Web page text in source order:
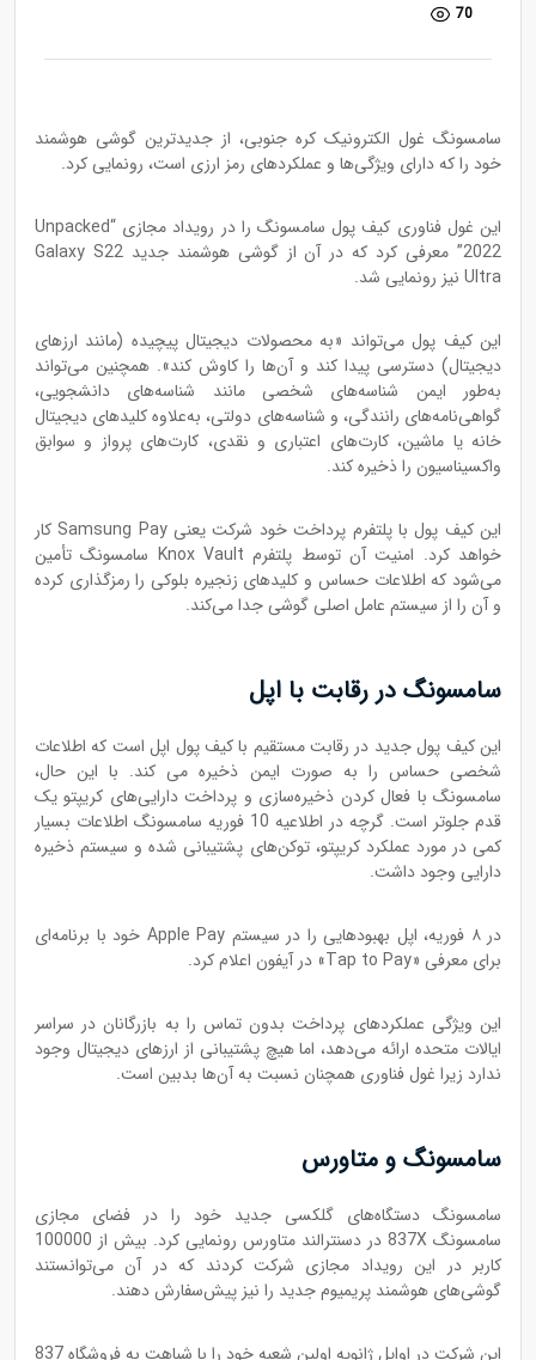
70
سامسونگ غول الکترونیک کره جنوبی، از جدیدترین گوشی هوشمند
خود را که دارای ویژگی‌ها و عملکردهای رمز ارزی است، رونمایی کرد.
این غول فناوری کیف پول سامسونگ را در رویداد مجازی “Unpacked
2022” معرفی کرد که در آن از گوشی هوشمند جدید Galaxy S22
Ultra نیز رونمایی شد.
این کیف پول می‌تواند «به محصولات دیجیتال پیچیده (مانند ارزهای
دیجیتال) دسترسی پیدا کند و آن‌ها را کاوش کند». همچنین می‌تواند
به‌طور ایمن شناسه‌های شخصی مانند شناسه‌های دانشجویی،
گواهی‌نامه‌های رانندگی، و شناسه‌های دولتی، به‌علاوه کلیدهای دیجیتال
خانه یا ماشین، کارت‌های اعتباری و نقدی، کارت‌های پرواز و سوابق
واکسیناسیون را ذخیره کند.
این کیف پول با پلتفرم پرداخت خود شرکت یعنی Samsung Pay کار
خواهد کرد. امنیت آن توسط پلتفرم Knox Vault سامسونگ تأمین
می‌شود که اطلاعات حساس و کلیدهای زنجیره بلوکی را رمزگذاری کرده
و آن را از سیستم عامل اصلی گوشی جدا می‌کند.
سامسونگ در رقابت با اپل
این کیف پول جدید در رقابت مستقیم با کیف پول اپل است که اطلاعات
شخصی حساس را به صورت ایمن ذخیره می کند. با این حال،
سامسونگ با فعال کردن ذخیره‌سازی و پرداخت دارایی‌های کریپتو یک
قدم جلوتر است. گرچه در اطلاعیه 10 فوریه سامسونگ اطلاعات بسیار
کمی در مورد عملکرد کریپتو، توکن‌های پشتیبانی شده و سیستم ذخیره
دارایی وجود داشت.
در ۸ فوریه، اپل بهبودهایی را در سیستم Apple Pay خود با برنامه‌ای
برای معرفی «Tap to Pay» در آیفون اعلام کرد.
این ویژگی عملکردهای پرداخت بدون تماس را به بازرگانان در سراسر
ایالات متحده ارائه می‌دهد، اما هیچ پشتیبانی از ارزهای دیجیتال وجود
ندارد زیرا غول فناوری همچنان نسبت به آن‌‌ها بدبین است.
سامسونگ و متاورس
سامسونگ دستگاه‌های گلکسی جدید خود را در فضای مجازی
سامسونگ 837X در دسنترالند متاورس رونمایی کرد. بیش از 100000
کاربر در این رویداد مجازی شرکت کردند که در آن می‌توانستند
گوشی‌های هوشمند پریمیوم جدید را نیز پیش‌سفارش دهند.
این شرکت در اوایل ژانویه اولین شعبه خود را با شباهت به فروشگاه 837